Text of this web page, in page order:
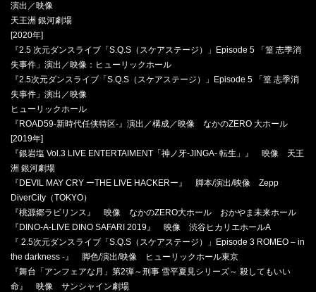
演出／映像
天王洲 銀河劇場
[2020年]
『2.5 次元ダンスライブ「S.Q.S（スケアステージ）」Episode 5 「篁 志季消
失事件」演出／映像：ヒューリックホール
『2.5次元ダンスライブ「S.Q.S（スケアステージ）」Episode 5 「篁 志季消
失事件」演出／映像
ヒューリックホール
『ROAD59-新時代任侠特区-』演出／構成／映像 なかのZERO 大ホール
[2019年]
『銀岩塩 Vol.3 LIVE ENTERTAIMENT「神ノ牙-JINGA- 転生」』 映像 天王
洲 銀河劇場
『DEVIL MAY CRY ーTHE LIVE HACKERー』 脚本/演出/映像 Zepp
DiverCity（TOKYO）
『桃源郷ラビリンス』 映像 なかのZERO大ホール おかやま未来ホール
『DINO-A-LIVE DINO SAFARI 2019』 映像 渋谷ヒカリエホールA
『 2.5次元ダンスライブ「S.Q.S（スケアステージ）」Episode 3 ROMEO – in
the darkness -』 脚色/演出/映像 ヒューリックホール東京
『舞台「アンフェアな月」第2弾～刑事 雪平夏見シリーズ～ 殺してもいい
命』 映像 サンシャイン劇場